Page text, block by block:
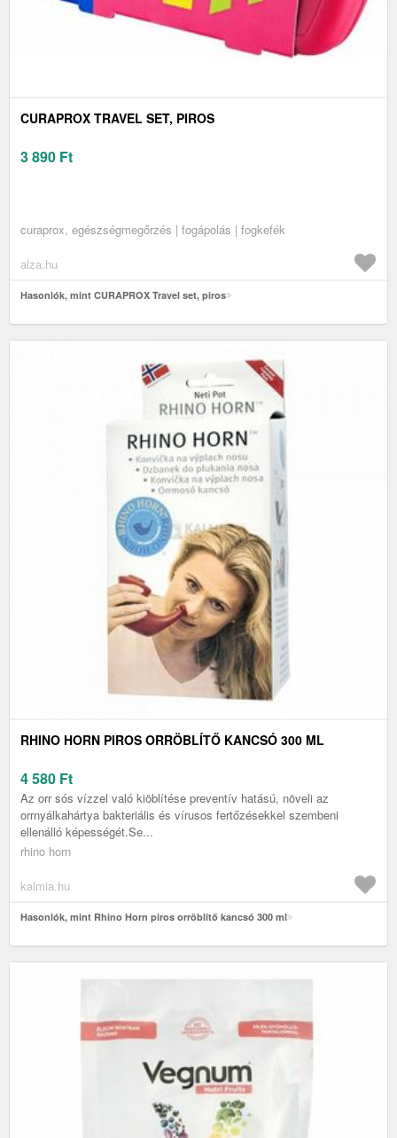
CURAPROX TRAVEL SET, PIROS
3 890 Ft
curaprox, egészségmegőrzés | fogápolás | fogkefék
alza.hu
Hasonlók, mint CURAPROX Travel set, piros
RHINO HORN PIROS ORRÖBLÍTŐ KANCSÓ 300 ML
4 580 Ft
Az orr sós vízzel való kiöblítése preventív hatású, növeli az
orrnyálkahártya bakteriális és vírusos fertőzésekkel szembeni
ellenálló képességét.Se...
rhino horn
kalmia.hu
Hasonlók, mint Rhino Horn piros orröblítő kancsó 300 ml